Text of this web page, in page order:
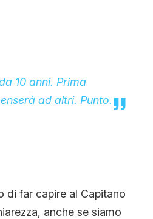
10 anni. Prima
ad altri. Punto.
di far capire al Capitano
anche se siamo